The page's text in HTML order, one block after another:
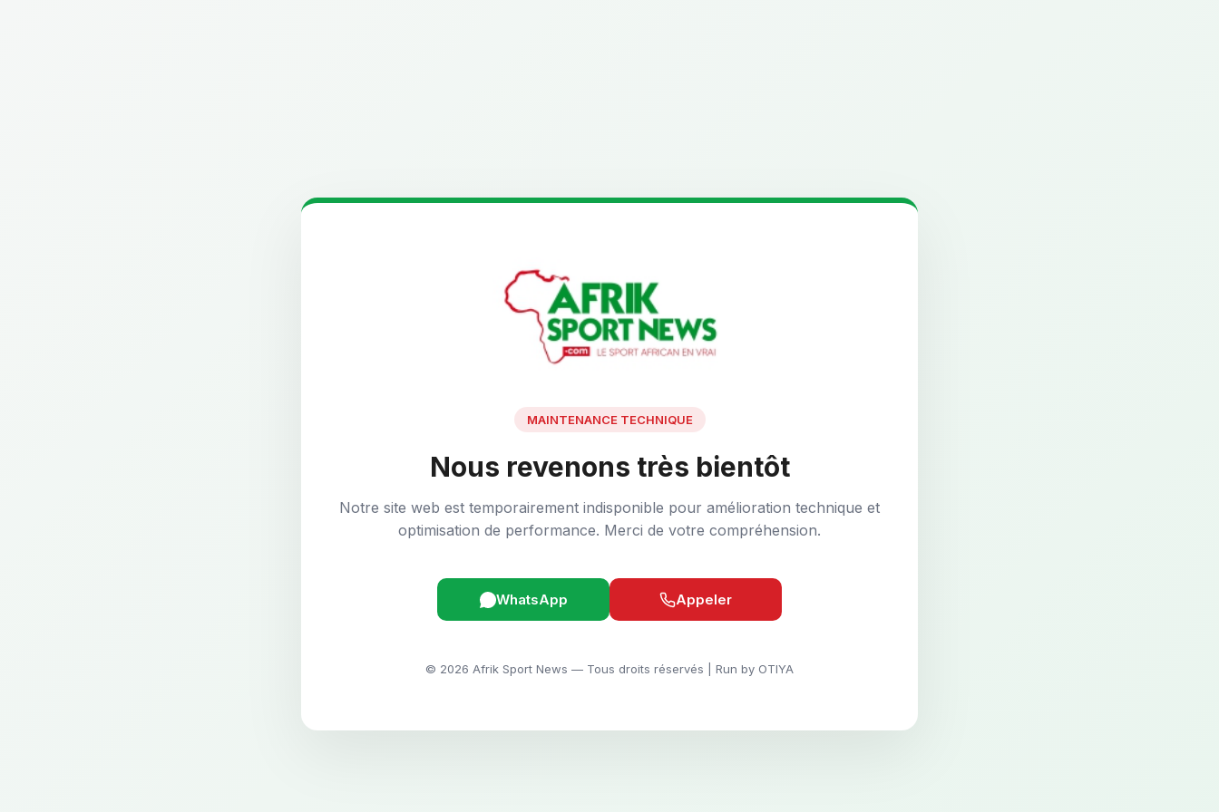
MAINTENANCE TECHNIQUE
Nous revenons très bientôt
Notre site web est temporairement indisponible pour amélioration technique et
optimisation de performance. Merci de votre compréhension.
WhatsApp Appeler
© 2026 Afrik Sport News — Tous droits réservés | Run by OTIYA